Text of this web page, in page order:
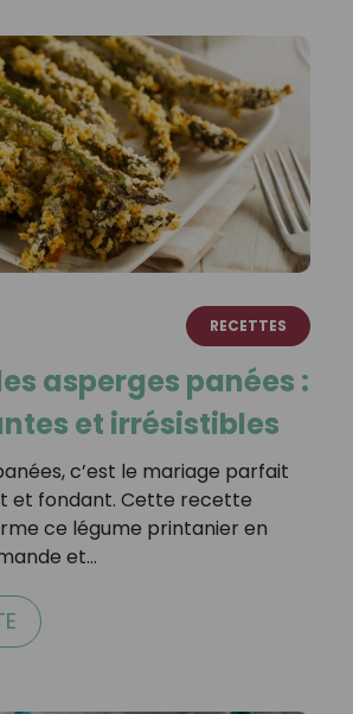
RECETTES
asperges panées :
et irrésistibles
c’est le mariage parfait
et fondant. Cette recette
ce légume printanier en
et…